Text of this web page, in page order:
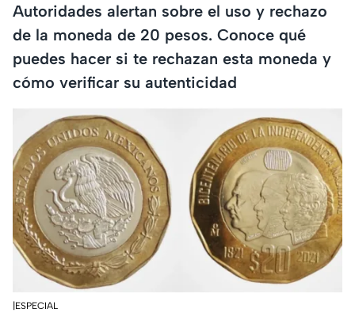
Autoridades alertan sobre el uso y rechazo
de la moneda de 20 pesos. Conoce qué
puedes hacer si te rechazan esta moneda y
cómo verificar su autenticidad
|ESPECIAL